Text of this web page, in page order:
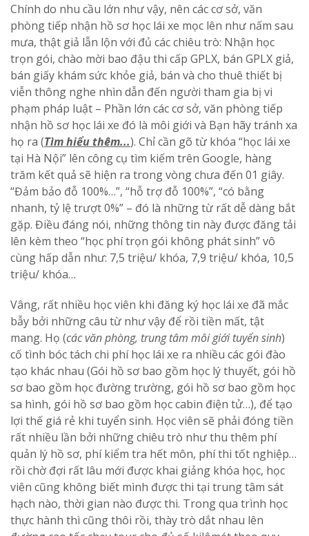
Chính do nhu cầu lớn như vậy, nên các cơ sở, văn
phòng tiếp nhận hồ sơ học lái xe mọc lên như nấm sau
mưa, thật giả lẫn lộn với đủ các chiêu trò: Nhận học
trọn gói, chào mời bao đậu thi cấp GPLX, bán GPLX giả,
bán giấy khám sức khỏe giả, bán và cho thuê thiết bị
viễn thông nghe nhìn dẫn đến người tham gia bị vi
phạm pháp luật – Phần lớn các cơ sở, văn phòng tiếp
nhận hồ sơ học lái xe đó là môi giới và Bạn hãy tránh xa
họ ra (Tìm hiểu thêm...). Chỉ cần gõ từ khóa “học lái xe
tại Hà Nội” lên công cụ tìm kiếm trên Google, hàng
trăm kết quả sẽ hiện ra trong vòng chưa đến 01 giây.
“Đảm bảo đỗ 100%…”, “hỗ trợ đỗ 100%”, “có bằng
nhanh, tỷ lệ trượt 0%” – đó là những từ rất dễ dàng bắt
gặp. Điều đáng nói, những thông tin này được đăng tải
lên kèm theo “học phí trọn gói không phát sinh” vô
cùng hấp dẫn như: 7,5 triệu/ khóa, 7,9 triệu/ khóa, 10,5
triệu/ khóa…
Vâng, rất nhiều học viên khi đăng ký học lái xe đã mắc
bẫy bởi những câu từ như vậy để rồi tiền mất, tật
mang. Họ (các văn phòng, trung tâm môi giới tuyển sinh)
cố tình bóc tách chi phí học lái xe ra nhiều các gói đào
tạo khác nhau (Gói hồ sơ bao gồm học lý thuyết, gói hồ
sơ bao gồm học đường trường, gói hồ sơ bao gồm học
sa hình, gói hồ sơ bao gồm học cabin điện tử…), để tạo
lợi thế giá rẻ khi tuyển sinh. Học viên sẽ phải đóng tiền
rất nhiều lần bởi những chiêu trò như thu thêm phí
quản lý hồ sơ, phí kiểm tra hết môn, phí thi tốt nghiệp…
rồi chờ đợi rất lâu mới được khai giảng khóa học, học
viên cũng không biết mình được thi tại trung tâm sát
hạch nào, thời gian nào được thi. Trong qua trình học
thực hành thì cũng thôi rồi, thày trò dắt nhau lên